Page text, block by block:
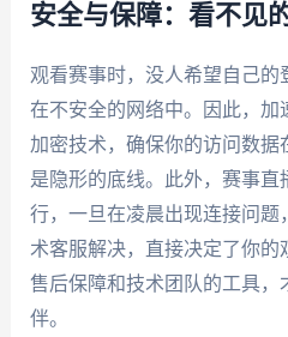
安全与保障：看不见
观看赛事时，没人希望自己的
在不安全的网络中。因此，加
加密技术，确保你的访问数据
是隐形的底线。此外，赛事直
行，一旦在凌晨出现连接问题
术客服解决，直接决定了你
售后保障和技术团队的工具，
伴。